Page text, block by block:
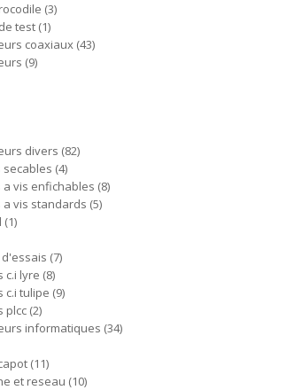
3
test 1
coaxiaux 43
9
divers 82
4
vis enfichables 8
vis standards 5
1
7
c.i lyre 8
c.i tulipe 9
plcc 2
informatiques 34
11
et reseau 10